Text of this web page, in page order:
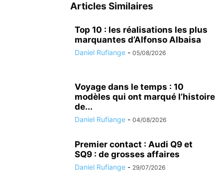
Articles Similaires
Top 10 : les réalisations les plus
marquantes d’Alfonso Albaisa
Daniel Rufiange - 05/08/2026
Voyage dans le temps : 10
modèles qui ont marqué l’histoire
de...
Daniel Rufiange - 04/08/2026
Premier contact : Audi Q9 et
SQ9 : de grosses affaires
Daniel Rufiange - 29/07/2026